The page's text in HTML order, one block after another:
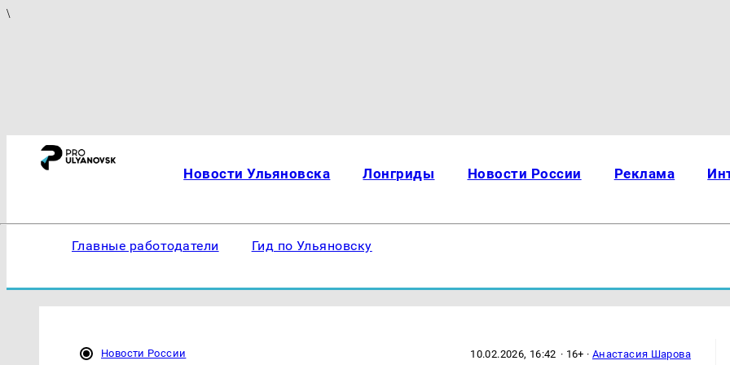
\
Новости Ульяновска Лонгриды Новости России Реклама
Главные работодатели Гид по Ульяновску
Новости России 10.02.2026, 16:42 · 16+ · Анастасия Шарова